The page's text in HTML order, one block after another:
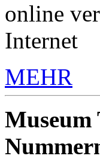
online
Internet
MEHR
Museum